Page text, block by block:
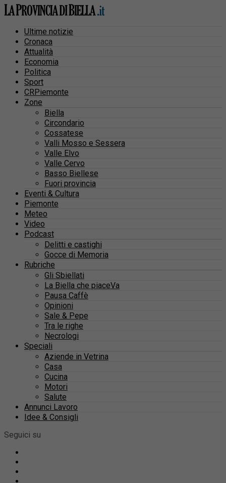
Ultime notizie
Cronaca
Attualità
Economia
Politica
Sport
CRPiemonte
Zone
Biella
Circondario
Cossatese
Valli Mosso e Sessera
Valle Elvo
Valle Cervo
Basso Biellese
Fuori provincia
Eventi & Cultura
Piemonte
Meteo
Video
Podcast
Delitti e castighi
Gocce di Memoria
Rubriche
Gli Sbiellati
La Biella che piaceVa
Pausa Caffè
Opinioni
Sale & Pepe
Tra le righe
Necrologi
Speciali
Aziende in Vetrina
Casa
Cucina
Motori
Salute
Annunci Lavoro
Idee & Consigli
Seguici su